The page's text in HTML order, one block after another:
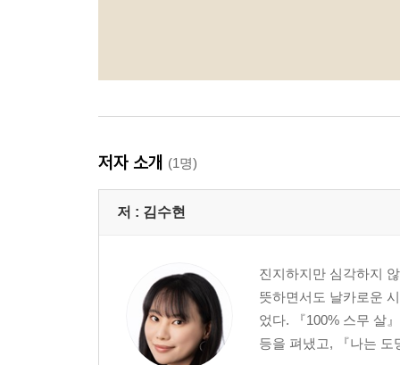
저자 소개 (1명)
저 : 김수현
진지하지만 심각하지
뜻하면서도 날카로운
었다. 『100% 스무 살
등을 펴냈고, 『나는 도